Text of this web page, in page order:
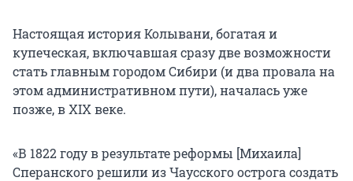
Настоящая история Колывани, богатая и
купеческая, включавшая сразу две возможности
стать главным городом Сибири (и два провала на
этом административном пути), началась уже
позже, в XIX веке.
«В 1822 году в результате реформы [Михаила]
Сперанского решили из Чаусского острога создать